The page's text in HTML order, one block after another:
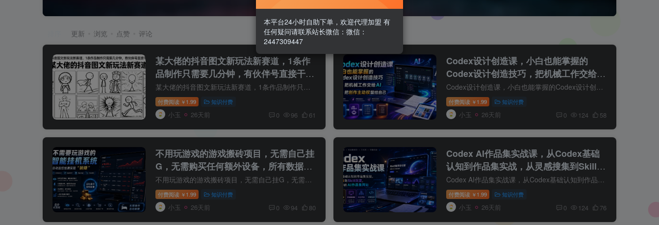
更新 浏览 点赞 评论
某大佬的抖音图文新玩法新赛道，1条作
品制作只需要几分钟，有伙伴号直接干直
接有收益
某大佬的抖音图文新玩法新赛道，1条作品制作只需要几分钟，有伙伴号直接干直接有收益 项目介绍： 新赛道，图文新玩法，目前做的人特别少，目前带徒弟698。包教包会，1条作品制作只需要几分钟搞...
付费阅读 ￥ 1.99 知识付费
小玉 26天前 0 96 61
Codex设计创造课，小白也能掌握的
Codex设计创造技巧，把机械工作交给
AI，把创作主动权留给自己
Codex设计创造课，小白也能掌握的Codex设计创造技巧，把机械工作交给AI，把创作主动权留给自己 从此多了一个全能设计助理 不是让Al替你审美，而是让Codex承担重复、机械、耗时的那部分。 这是一...
付费阅读 ￥ 1.99 知识付费
小玉 26天前 0 124 58
不用玩游戏的游戏搬砖项目，无需自己挂
G，无需购买任何额外设备，所有数据支
持任何形式验证【揭秘】
不用玩游戏的游戏搬砖项目，无需自己挂G，无需购买任何额外设备，所有数据支持任何形式验证【揭秘】 项目介绍： CSGO挂G捡漏项目通过利用游戏饰品交易机制，结合薄凉软件辅助捡漏，实现盈利。 ...
付费阅读 ￥ 1.99 知识付费
小玉 26天前 0 94 80
Codex AI作品集实战课，从Codex基础
认知到作品集实战，从灵感搜集到Skill沉
淀，打造属于你的AI作品集网站
Codex AI作品集实战课，从Codex基础认知到作品集实战，从灵感搜集到Skill沉淀，打造属于你的AI作品集网站 课程介绍 AI时代，个人能力的展示方式正在发生改变。 过去，一个优秀作品集需要大量时...
付费阅读 ￥ 1.99 知识付费
小玉 26天前 0 124 76
本平台24小时自助下单，欢迎代理加盟 有
任何疑问请联系站长微信：微信：
2447309447